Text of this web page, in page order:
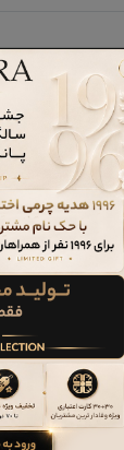
های
و بر همین
سری محصولات، یک